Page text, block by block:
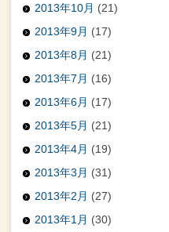
2013年10月 (21)
2013年9月 (17)
2013年8月 (21)
2013年7月 (16)
2013年6月 (17)
2013年5月 (21)
2013年4月 (19)
2013年3月 (31)
2013年2月 (27)
2013年1月 (30)